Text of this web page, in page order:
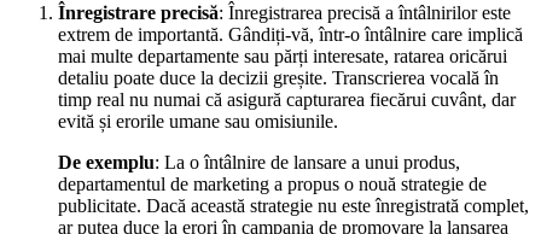
Înregistrare precisă: Înregistrarea precisă a întâlnirilor este
extrem de importantă. Gândiți-vă, într-o întâlnire care implică
mai multe departamente sau părți interesate, ratarea oricărui
detaliu poate duce la decizii greșite. Transcrierea vocală în
timp real nu numai că asigură capturarea fiecărui cuvânt, dar
evită și erorile umane sau omisiunile.
De exemplu: La o întâlnire de lansare a unui produs,
departamentul de marketing a propus o nouă strategie de
publicitate. Dacă această strategie nu este înregistrată complet,
ar putea duce la erori în campania de promovare la lansarea